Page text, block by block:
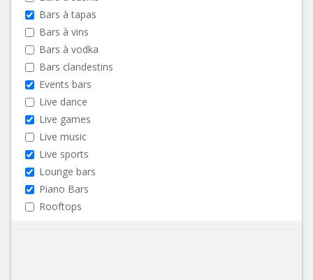
Bars à tapas
Bars à vins
Bars à vodka
Bars clandestins
Events bars
Live dance
Live games
Live music
Live sports
Lounge bars
Piano Bars
Rooftops